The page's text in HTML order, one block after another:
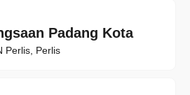
Padang Kota
Perlis, Perlis